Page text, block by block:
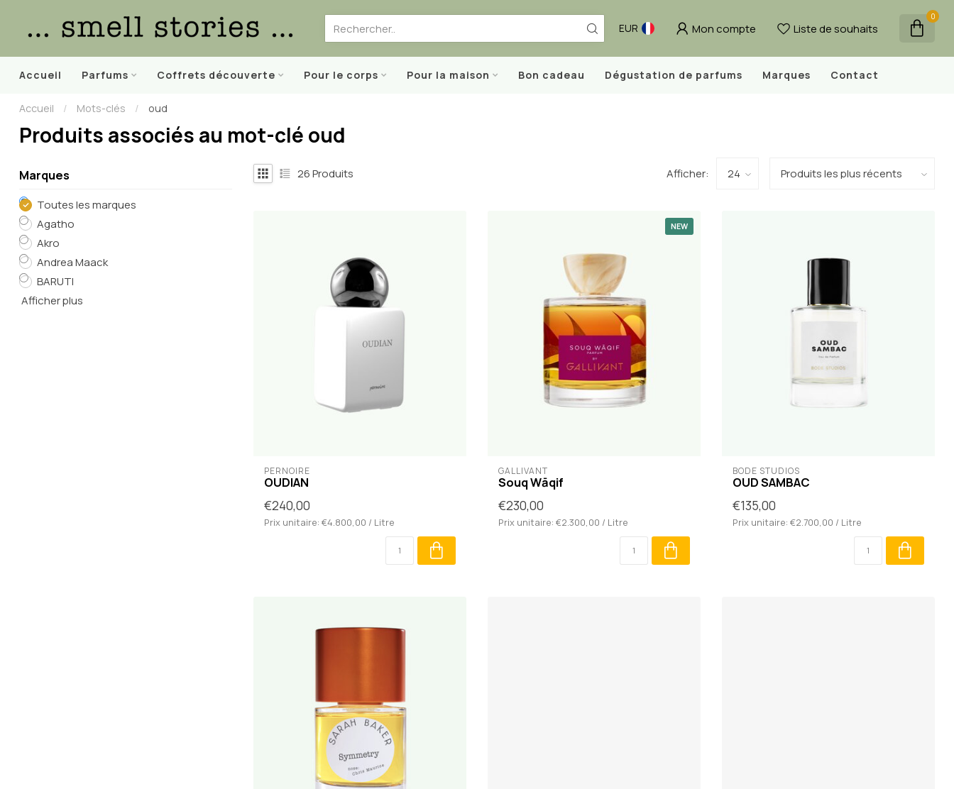
EUR Mon compte Liste de souhaits
0
Accueil Parfums Coffrets découverte Pour le corps Pour la maison Bon cadeau Dégustation de parfums Marques Contact
Accueil / Mots-clés / oud
Produits associés au mot-clé oud
Marques
Toutes les marques
Agatho
Akro
Andrea Maack
BARUTI
Afficher plus
26Produits Afficher:
PERNOIRE
OUDIAN
€240,00
Prix unitaire: €4.800,00 / Litre
NEW
GALLIVANT
Souq Wāqif
€230,00
Prix unitaire: €2.300,00 / Litre
BODÉ STUDIOS
OUD SAMBAC
€135,00
Prix unitaire: €2.700,00 / Litre